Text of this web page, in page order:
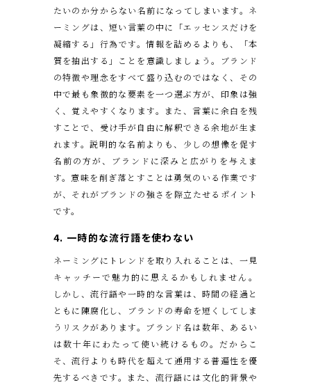
たいのか分からない名前になってしまいます。ネ
ーミングは、短い言葉の中に「エッセンスだけを
凝縮する」行為です。情報を詰めるよりも、「本
質を抽出する」ことを意識しましょう。ブランド
の特徴や理念をすべて盛り込むのではなく、その
中で最も象徴的な要素を一つ選ぶ方が、印象は強
く、覚えやすくなります。また、言葉に余白を残
すことで、受け手が自由に解釈できる余地が生ま
れます。説明的な名前よりも、少しの想像を促す
名前の方が、ブランドに深みと広がりを与えま
す。意味を削ぎ落とすことは勇気のいる作業です
が、それがブランドの強さを際立たせるポイント
です。
4. 一時的な流行語を使わない
ネーミングにトレンドを取り入れることは、一見
キャッチーで魅力的に思えるかもしれません。
しかし、流行語や一時的な言葉は、時間の経過と
ともに陳腐化し、ブランドの寿命を短くしてしま
うリスクがあります。ブランド名は数年、あるい
は数十年にわたって使い続けるもの。だからこ
そ、流行よりも時代を超えて通用する普遍性を優
先するべきです。また、流行語には文化的背景や